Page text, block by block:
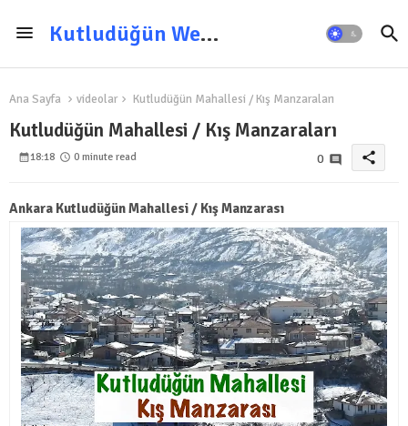
Kutludüğün Web Sitesi
Ana Sayfa videolar Kutludüğün Mahallesi / Kış Manzaraları
Kutludüğün Mahallesi / Kış Manzaraları
18:18 0 minute read 0 share
Ankara Kutludüğün Mahallesi / Kış Manzarası